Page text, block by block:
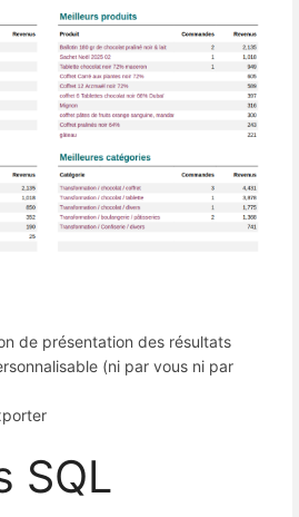
de présentation des résultats
(ni par vous ni par
SQL